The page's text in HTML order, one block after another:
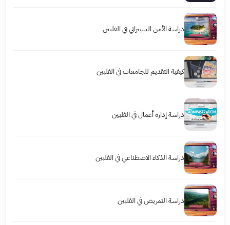
دراسة الأمن السيبراني في الفلبين
كيفية التقديم للجامعات في الفلبين
دراسة إدارة أعمال في الفلبين
دراسة الذكاء الاصطناعي في الفلبين
دراسة التمريض في الفلبين